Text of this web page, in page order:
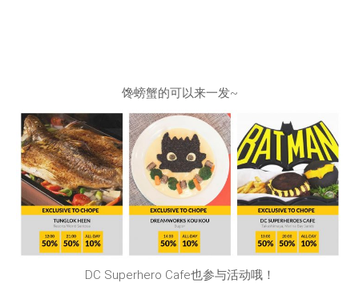
馋螃蟹的可以来一发~
DC Superhero Cafe也参与活动哦！